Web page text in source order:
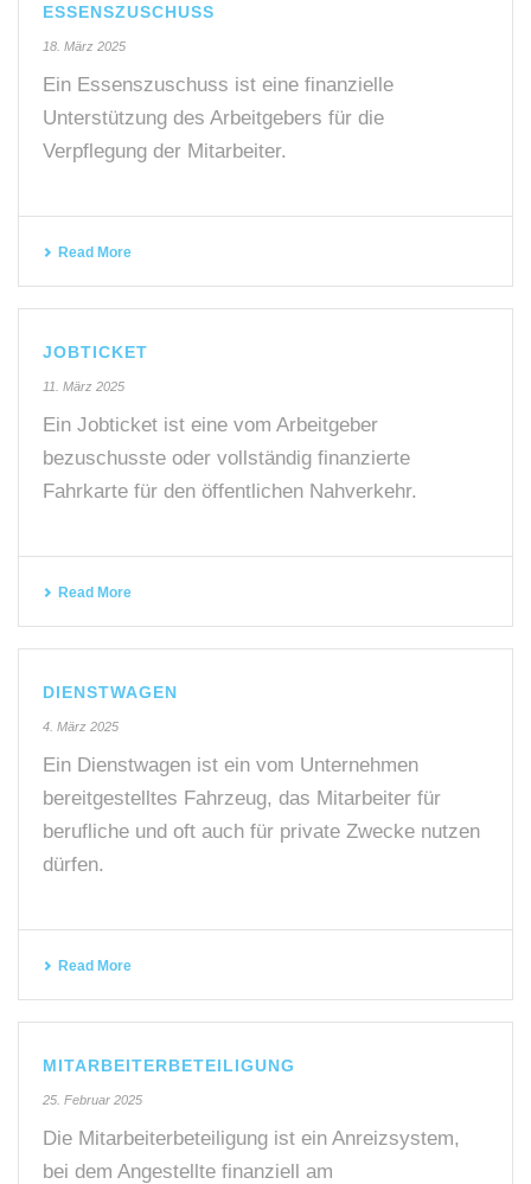
ESSENSZUSCHUSS
18. März 2025
Ein Essenszuschuss ist eine finanzielle
Unterstützung des Arbeitgebers für die
Verpflegung der Mitarbeiter.
Read More
JOBTICKET
11. März 2025
Ein Jobticket ist eine vom Arbeitgeber
bezuschusste oder vollständig finanzierte
Fahrkarte für den öffentlichen Nahverkehr.
Read More
DIENSTWAGEN
4. März 2025
Ein Dienstwagen ist ein vom Unternehmen
bereitgestelltes Fahrzeug, das Mitarbeiter für
berufliche und oft auch für private Zwecke nutzen
dürfen.
Read More
MITARBEITERBETEILIGUNG
25. Februar 2025
Die Mitarbeiterbeteiligung ist ein Anreizsystem,
bei dem Angestellte finanziell am